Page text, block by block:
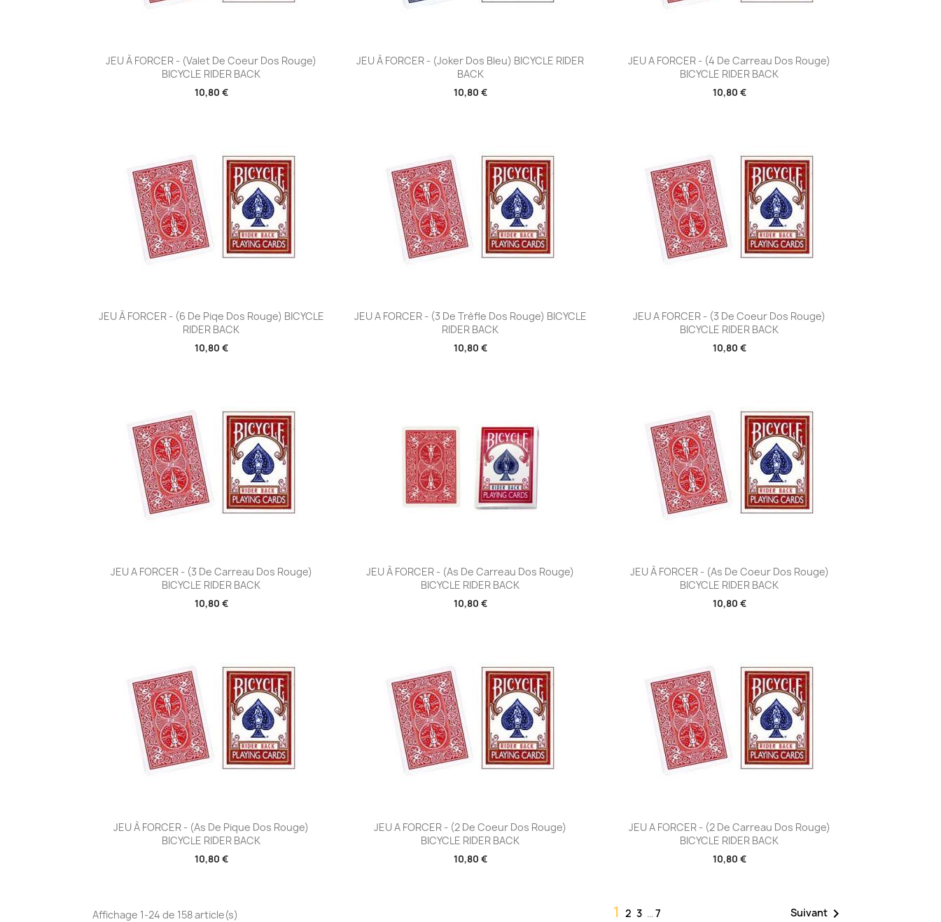
 Aperçu rapide
JEU À FORCER - (Valet De Coeur Dos Rouge)
BICYCLE RIDER BACK
10,80 €
Aperçu rapide
JEU À FORCER - (Joker Dos Bleu) BICYCLE RIDER
BACK
10,80 €
Aperçu rapide
JEU A FORCER - (4 De Carreau Dos Rouge)
BICYCLE RIDER BACK
10,80 €
Aperçu rapide
JEU À FORCER - (6 De Piqe Dos Rouge) BICYCLE
RIDER BACK
10,80 €
Aperçu rapide
JEU A FORCER - (3 De Trèfle Dos Rouge) BICYCLE
RIDER BACK
10,80 €
Aperçu rapide
JEU A FORCER - (3 De Coeur Dos Rouge)
BICYCLE RIDER BACK
10,80 €
Aperçu rapide
JEU A FORCER - (3 De Carreau Dos Rouge)
BICYCLE RIDER BACK
10,80 €
Aperçu rapide
JEU À FORCER - (As De Carreau Dos Rouge)
BICYCLE RIDER BACK
10,80 €
Aperçu rapide
JEU À FORCER - (As De Coeur Dos Rouge)
BICYCLE RIDER BACK
10,80 €
Aperçu rapide
JEU À FORCER - (As De Pique Dos Rouge)
BICYCLE RIDER BACK
10,80 €
Aperçu rapide
JEU A FORCER - (2 De Coeur Dos Rouge)
BICYCLE RIDER BACK
10,80 €
Aperçu rapide
JEU A FORCER - (2 De Carreau Dos Rouge)
BICYCLE RIDER BACK
10,80 €
Affichage 1-24 de 158 article(s) 1 2 3 … 7 Suivant